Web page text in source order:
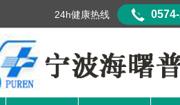
24h健康热线